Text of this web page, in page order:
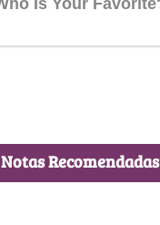
Notas Recomendadas